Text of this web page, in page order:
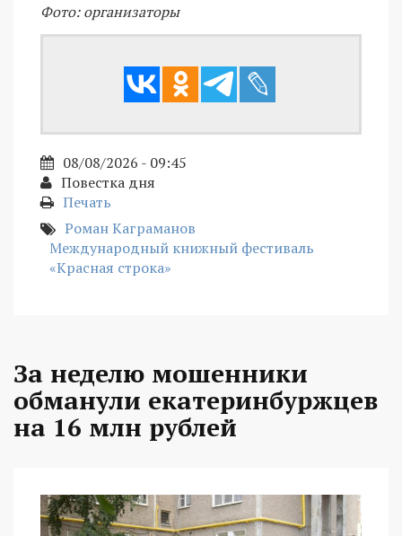
Фото: организаторы
08/08/2026 - 09:45
Повестка дня
Печать
Роман Каграманов
Международный книжный фестиваль
«Красная строка»
За неделю мошенники
обманули екатеринбуржцев
на 16 млн рублей